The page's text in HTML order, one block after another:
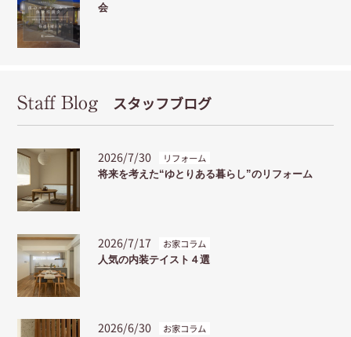
会
Staff Blog スタッフブログ
2026/7/30 リフォーム
将来を考えた“ゆとりある暮らし”のリフォーム
2026/7/17 お家コラム
人気の内装テイスト４選
2026/6/30 お家コラム